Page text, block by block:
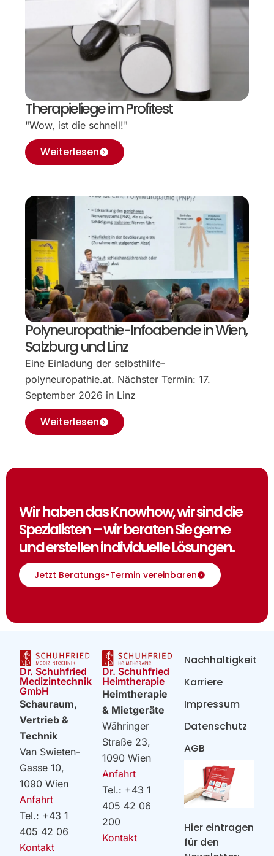
Therapieliege im Profitest
"Wow, ist die schnell!"
Weiterlesen
Polyneuropathie-Infoabende in Wien,
Salzburg und Linz
Eine Einladung der selbsthilfe-
polyneuropathie.at. Nächster Termin: 17.
September 2026 in Linz
Weiterlesen
Wir haben das Knowhow, wir sind die
Spezialisten – wir beraten Sie gerne
und erstellen individuelle Lösungen.
Jetzt Beratungs-Termin vereinbaren
Dr. Schuhfried
Medizintechnik
GmbH
Schauraum,
Vertrieb &
Technik
Van Swieten-
Gasse 10,
1090 Wien
Anfahrt
Tel.: +43 1
405 42 06
Kontakt
Dr. Schuhfried
Heimtherapie
Heimtherapie
& Mietgeräte
Währinger
Straße 23,
1090 Wien
Anfahrt
Tel.: +43 1
405 42 06
200
Kontakt
Hier eintragen
für den
Nachhaltigkeit
Karriere
Impressum
Datenschutz
AGB